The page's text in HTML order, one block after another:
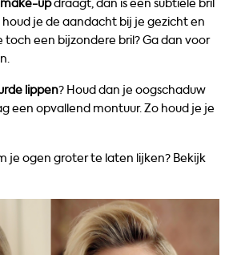
updraagt, dan is een subtiele bril
houd je de aandacht bij je gezicht en
toch een bijzondere bril? Ga dan voor
lippen? Houd dan je oogschaduw
een opvallend montuur. Zo houd je je
je ogen groter te laten lijken? Bekijk